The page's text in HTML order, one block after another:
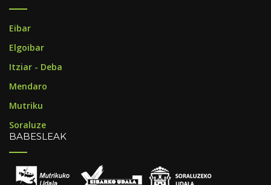
Eibar
Elgoibar
Itziar - Deba
Mendaro
Mutriku
Soraluze
BABESLEAK